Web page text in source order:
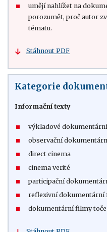
umějí nahlížet na
porozumět, proč autor
tématu.
Stáhnout PDF
Kategorie
Informační texty
výkladové
observační
direct cinema
cinema verité
participační
reflexivní dokumentární
dokumentární filmy